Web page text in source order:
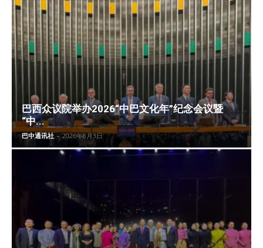
巴西众议院举办2026“中巴文化年”纪念会议暨
“中...
巴中通讯社 - 2026年8月3日